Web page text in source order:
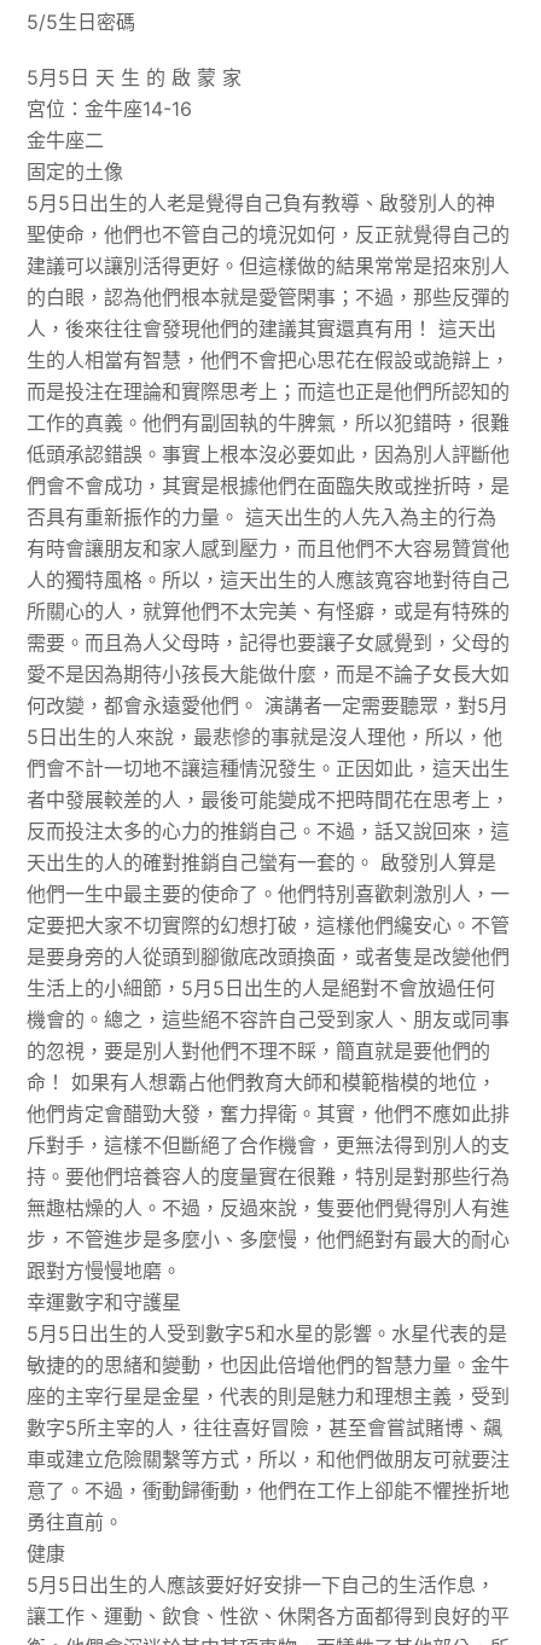
5/5生日密碼
5月5日 天 生 的 啟 蒙 家
宮位：金牛座14-16
金牛座二
固定的土像
5月5日出生的人老是覺得自己負有教導、啟發別人的神
聖使命，他們也不管自己的境況如何，反正就覺得自己的
建議可以讓別活得更好。但這樣做的結果常常是招來別人
的白眼，認為他們根本就是愛管閑事；不過，那些反彈的
人，後來往往會發現他們的建議其實還真有用！ 這天出
生的人相當有智慧，他們不會把心思花在假設或詭辯上，
而是投注在理論和實際思考上；而這也正是他們所認知的
工作的真義。他們有副固執的牛脾氣，所以犯錯時，很難
低頭承認錯誤。事實上根本沒必要如此，因為別人評斷他
們會不會成功，其實是根據他們在面臨失敗或挫折時，是
否具有重新振作的力量。 這天出生的人先入為主的行為
有時會讓朋友和家人感到壓力，而且他們不大容易贊賞他
人的獨特風格。所以，這天出生的人應該寬容地對待自己
所關心的人，就算他們不太完美、有怪癖，或是有特殊的
需要。而且為人父母時，記得也要讓子女感覺到，父母的
愛不是因為期待小孩長大能做什麼，而是不論子女長大如
何改變，都會永遠愛他們。 演講者一定需要聽眾，對5月
5日出生的人來說，最悲慘的事就是沒人理他，所以，他
們會不計一切地不讓這種情況發生。正因如此，這天出生
者中發展較差的人，最後可能變成不把時間花在思考上，
反而投注太多的心力的推銷自己。不過，話又說回來，這
天出生的人的確對推銷自己蠻有一套的。 啟發別人算是
他們一生中最主要的使命了。他們特別喜歡刺激別人，一
定要把大家不切實際的幻想打破，這樣他們纔安心。不管
是要身旁的人從頭到腳徹底改頭換面，或者隻是改變他們
生活上的小細節，5月5日出生的人是絕對不會放過任何
機會的。總之，這些絕不容許自己受到家人、朋友或同事
的忽視，要是別人對他們不理不睬，簡直就是要他們的
命！ 如果有人想霸占他們教育大師和模範楷模的地位，
他們肯定會醋勁大發，奮力捍衛。其實，他們不應如此排
斥對手，這樣不但斷絕了合作機會，更無法得到別人的支
持。要他們培養容人的度量實在很難，特別是對那些行為
無趣枯燥的人。不過，反過來說，隻要他們覺得別人有進
步，不管進步是多麼小、多麼慢，他們絕對有最大的耐心
跟對方慢慢地磨。
幸運數字和守護星
5月5日出生的人受到數字5和水星的影響。水星代表的是
敏捷的的思緒和變動，也因此倍增他們的智慧力量。金牛
座的主宰行星是金星，代表的則是魅力和理想主義，受到
數字5所主宰的人，往往喜好冒險，甚至會嘗試賭博、飆
車或建立危險關繫等方式，所以，和他們做朋友可就要注
意了。不過，衝動歸衝動，他們在工作上卻能不懼挫折地
勇往直前。
健康
5月5日出生的人應該要好好安排一下自己的生活作息，
讓工作、運動、飲食、性欲、休閑各方面都得到良好的平